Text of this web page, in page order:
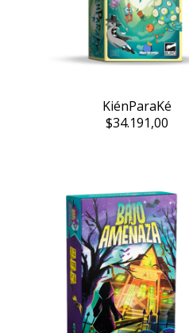
KiénParaKé
$34.191,00